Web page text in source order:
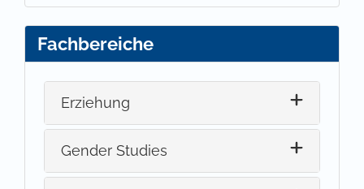
Fachbereiche
Erziehung
Gender Studies